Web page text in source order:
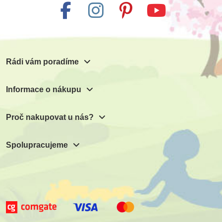
Rádi vám poradíme
Informace o nákupu
Proč nakupovat u nás?
Spolupracujeme